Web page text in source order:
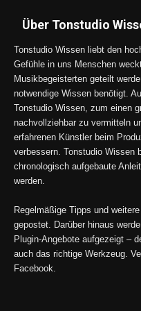
Über Tonstudio
Tonstudio Wissen liebt den
Gefühle in uns Menschen
Musikbegeisterten geteilt
notwendige Wissen benötigt.
Tonstudio Wissen, zum einen
nachvollziehbar zu vermitteln
erfahrenen Künstler beim
verbessern. Tonstudio Wissen
chronologisch aufgebaute
werden.
Regelmäßige Tipps und
gepostet. Darüber hinaus
Plugin-Angebote aufgezeigt –
auch das richtige Werkzeug.
Facebook.